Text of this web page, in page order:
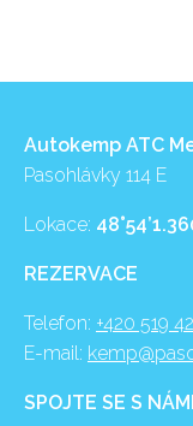
Autokemp ATC
Pasohlávky 114 E
Lokace:
REZERVACE
Telefon: +420 519
E-mail:
SPOJTE SE S NÁMI